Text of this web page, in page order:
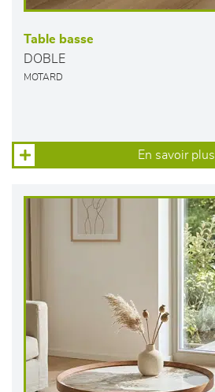
Table basse
DOBLE
MOTARD
En savoir plus